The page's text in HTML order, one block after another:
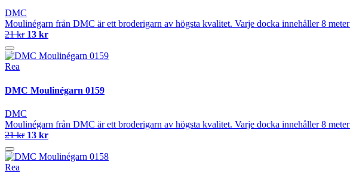
DMC
Moulinégarn från DMC är ett broderigarn av högsta kvalitet. Varje docka innehåller 8
21 kr 13 kr
Rea
DMC Moulinégarn 0159
DMC
Moulinégarn från DMC är ett broderigarn av högsta kvalitet. Varje docka innehåller 8
21 kr 13 kr
Rea